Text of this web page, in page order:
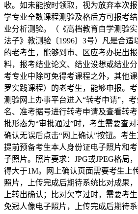
收。如未能按时领取，视为放弃本次
学专业全数课程测验及格后方可报考
业分析测验。（《高档教育自学测验
法子》教测验〔1996〕3号）凡是合适
的老考生，能够到市、区应考办提出
料，报考结业论文、结业设想或结业
考专业中除可免得考课程之外，其他
罗实践课程）的老考生，能够申报。
测验网上办事平台进入“转考申请”，
名、准考据号进行转考申请及查看转
批形态为“审批通过”时，考生需要查对
确认无误后点击“网上确认”按钮。考
提前预备考生本人身份证电子照片和
子照片。照片要求：JPG或JPEG格局
得大于1M。网上确认页面需要考生上
照片，上传完成后期待系统比对成果
上转出确认；比对欠亨过时，需要考
免冠人像电子照片，上传完成后期待